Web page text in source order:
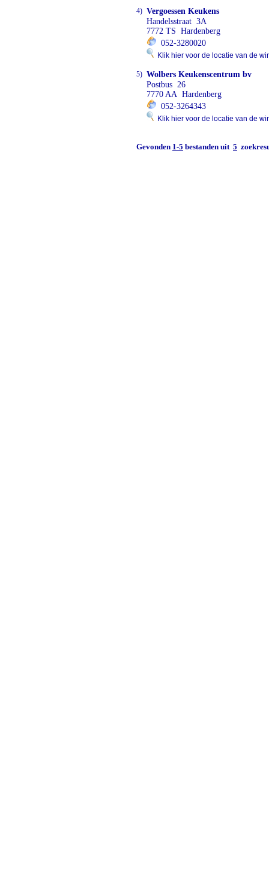
4) Vergoessen Keukens
Handelsstraat 3A
7772 TS Hardenberg
052-3280020
Klik hier voor de locatie van de
5) Wolbers Keukenscentrum bv
Postbus 26
7770 AA Hardenberg
052-3264343
Klik hier voor de locatie van de
Gevonden 1-5 bestanden uit 5